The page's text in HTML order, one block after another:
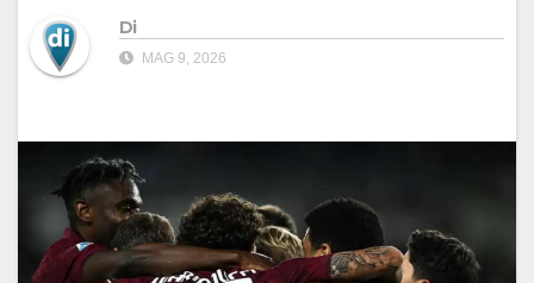
Di
MAG 9, 2026